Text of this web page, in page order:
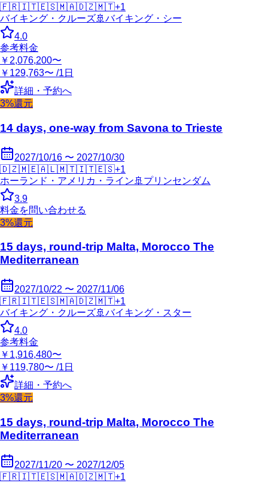
🇫🇷🇮🇹🇪🇸🇲🇦🇩🇿🇲🇹+1
バイキング・クルーズ🚢 バイキング・シー
4.0
参考料金
￥2,076,200〜
￥129,763〜 /1日
詳細・予約へ
3%還元
14 days, one-way from Savona to Trieste
2027/10/16 〜 2027/10/30
🇩🇿🇲🇪🇦🇱🇲🇹🇮🇹🇪🇸+1
ホーランド・アメリカ・ライン 🚢 プリンセンダム
3.9
料金を問い合わせる
3%還元
15 days, round-trip Malta, Morocco The
Mediterranean
2027/10/22 〜 2027/11/06
🇫🇷🇮🇹🇪🇸🇲🇦🇩🇿🇲🇹+1
バイキング・クルーズ🚢 バイキング・スター
4.0
参考料金
￥1,916,480〜
￥119,780〜 /1日
詳細・予約へ
3%還元
15 days, round-trip Malta, Morocco The
Mediterranean
2027/11/20 〜 2027/12/05
🇫🇷🇮🇹🇪🇸🇲🇦🇩🇿🇲🇹+1